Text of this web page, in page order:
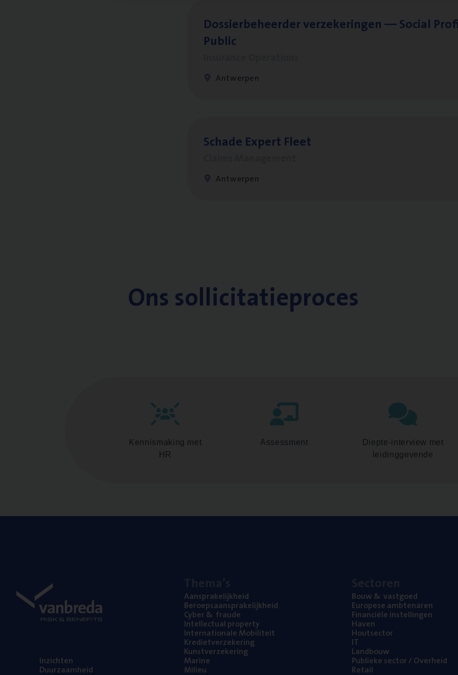
Dos­sier­be­heer­der ver­ze­ke­rin­gen — Soci­al
Public
Antwerpen
Scha­de Expert Fleet
Antwerpen
Ons sollicitatieproces
Kennismaking met
HR
Assessment
Diepte-interview met
leidinggevende
Inzich­ten
Duur­zaam­heid
Aan­spra­ke­lijk­heid
Beroeps­aan­spra­ke­lijk­heid
Cyber& fraude
Intel­lec­tu­al property
Inter­na­ti­o­na­le Mobiliteit
Kre­diet­ver­ze­ke­ring
Kunst­ver­ze­ke­ring
Mari­ne
Mili­eu
Bouw& vastgoed
Euro­pe­se ambtenaren
Finan­ci­ë­le instellingen
Haven
Hout­sec­tor
IT
Land­bouw
Publie­ke sec­tor / Overheid
Retail